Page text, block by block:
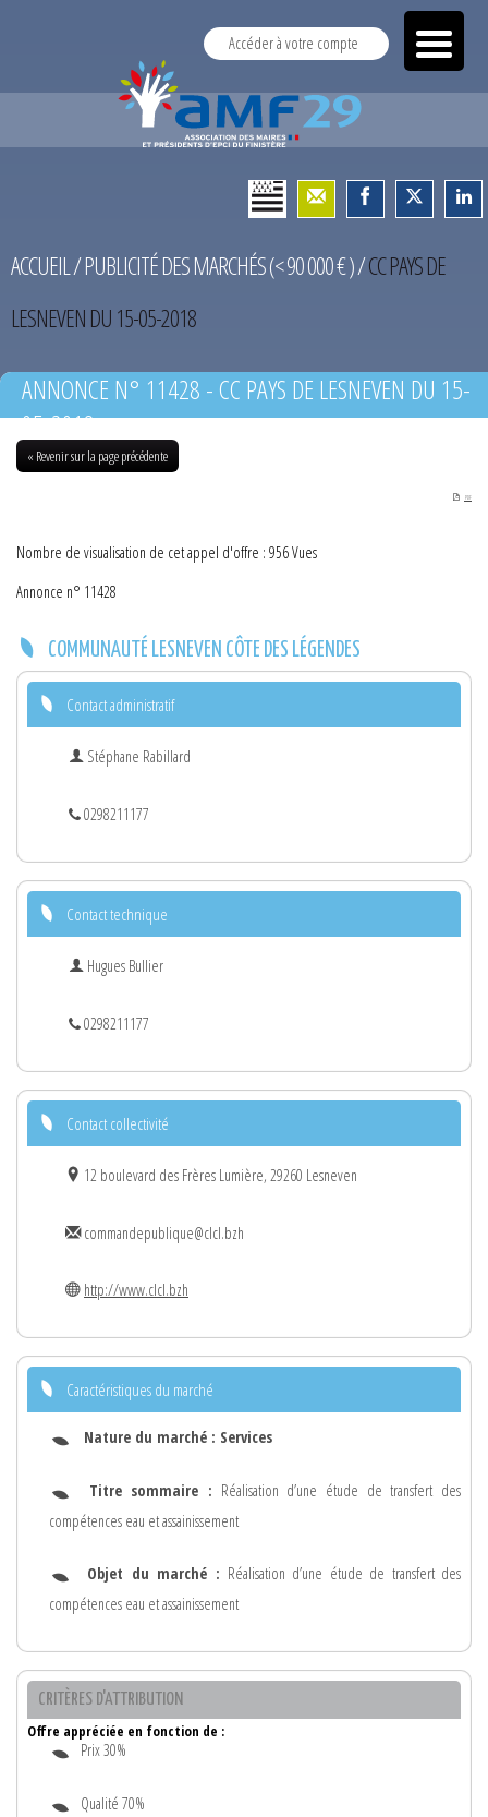
Accéder à votre compte
ACCUEIL/PUBLICITÉ DES MARCHÉS (< 90 000 € )/CC PAYS DE
LESNEVEN DU 15-05-2018
ANNONCE N° 11428 - CC PAYS DE LESNEVEN DU 15-
05-2018
« Revenir sur la page précédente
PDF
Nombre de visualisation de cet appel d'offre : 956 Vues
Annonce n° 11428
COMMUNAUTÉ LESNEVEN CÔTE DES LÉGENDES
Contact administratif
Stéphane Rabillard
0298211177
Contact technique
Hugues Bullier
0298211177
Contact collectivité
12 boulevard des Frères Lumière, 29260 Lesneven
commandepublique@clcl.bzh
http://www.clcl.bzh
Caractéristiques du marché
Nature du marché : Services
Titre sommaire : Réalisation d’une étude de transfert des
compétences eau et assainissement
Objet du marché : Réalisation d’une étude de transfert des
compétences eau et assainissement
CRITÈRES D'ATTRIBUTION
Offre appréciée en fonction de :
Prix 30%
Qualité 70%